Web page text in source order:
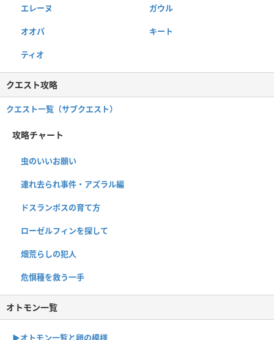
エレーヌ ガウル
オオパ キート
ティオ
クエスト攻略
クエスト一覧（サブクエスト）
攻略チャート
虫のいいお願い
連れ去られ事件・アズラル編
ドスランポスの育て方
ローゼルフィンを探して
畑荒らしの犯人
危惧種を救う一手
オトモン一覧
▶︎オトモン一覧と卵の模様